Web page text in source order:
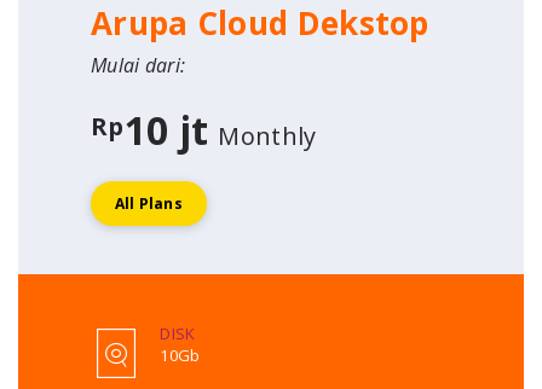
Arupa Cloud Dekstop
Mulai dari:
Rp10 jt Monthly
All Plans
DISK
10Gb